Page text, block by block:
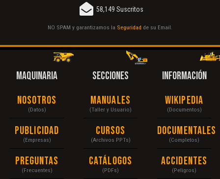
58,149 Suscritos
NO SPAM y garantizamos la Seguridad de su Email.
MAQUINARIA
Nosotros
(Datos)
Publicidad
(Empresas)
Preguntas
(Frecuentes)
SECCIONES
Manuales
(Taller y Usuario)
Cursos
(Archivos PPTs)
Catálogos
(PDFs)
INFORMACIÓN
Wikipedia
(Documentos)
Documentales
(Completos)
Accidentes
(Peligros)